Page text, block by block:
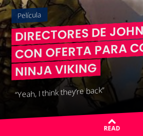
Película
DIRECTORES DE
CON OFERTA PARA
NINJA VIKING
“Yeah, I think they’re back”
READ